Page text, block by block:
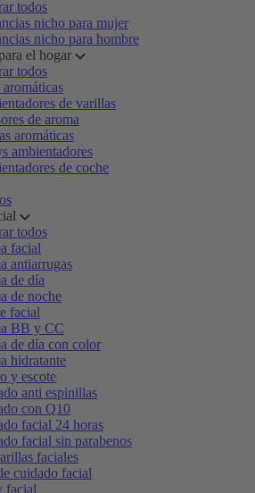
todos
nicho para mujer
nicho para hombre
el hogar
todos
aromáticas
de varillas
de aroma
aromáticas
ambientadores
de coche
todos
facial
antiarrugas
de día
de noche
facial
BB y CC
de día con color
hidratante
y escote
anti espinillas
con Q10
facial 24 horas
facial sin parabenos
faciales
cuidado facial
facial